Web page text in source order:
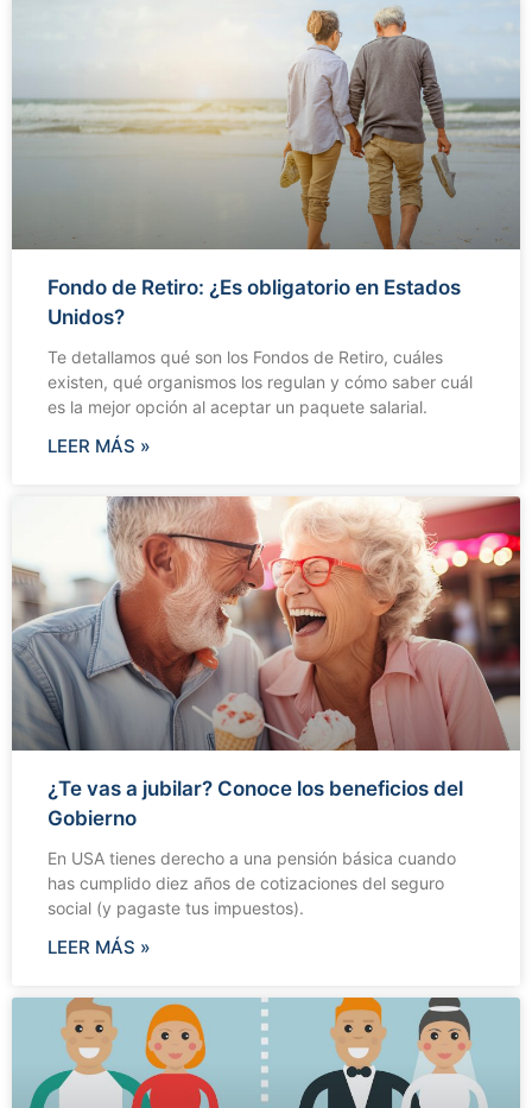
Fondo de Retiro: ¿Es obligatorio en Estados
Unidos?
Te detallamos qué son los Fondos de Retiro, cuáles
existen, qué organismos los regulan y cómo saber cuál
es la mejor opción al aceptar un paquete salarial.
LEER MÁS »
¿Te vas a jubilar? Conoce los beneficios del
Gobierno
En USA tienes derecho a una pensión básica cuando
has cumplido diez años de cotizaciones del seguro
social (y pagaste tus impuestos).
LEER MÁS »